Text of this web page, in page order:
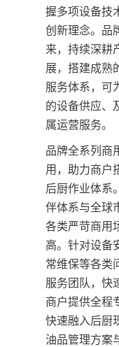
握多项设备技
创新理念。品
来，持续深耕
展，搭建成熟
服务体系，可
的设备供应、
属运营服务。
品牌全系列商
用，助力商户
后厨作业体系
伴体系与全球
各类严苛商用
高。针对设备
常维保等各类
服务团队，快
商户提供全程
快速融入后厨
油品管理方案